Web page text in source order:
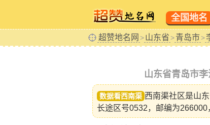
全国地名
超赞地名网 >山东省>青岛市>
山东省青岛市
数据看西南渠 西南渠社区是山
长途区号0532，邮编为266000